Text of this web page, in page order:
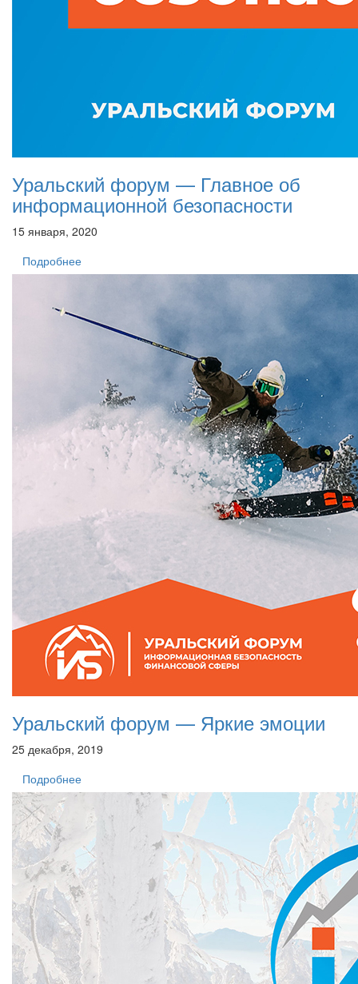
Уральский форум — Главное об
информационной безопасности
15 января, 2020
Подробнее
Уральский форум — Яркие эмоции
25 декабря, 2019
Подробнее